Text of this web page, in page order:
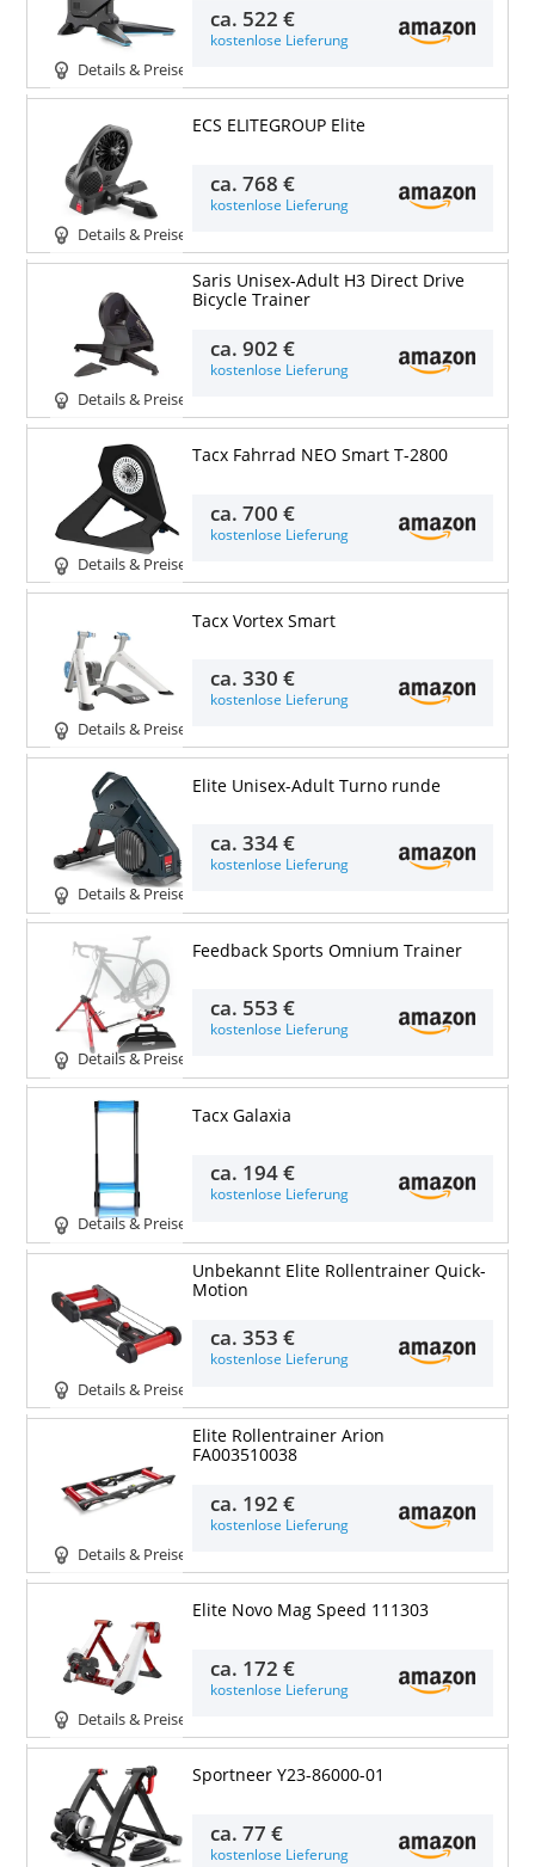
Details & Preise
ca. 522 €
kostenlose Lieferung
Details & Preise
ECS ELITEGROUP Elite
ca.768 €
kostenlose Lieferung
Details & Preise
Saris Unisex-Adult H3 Direct Drive
Bicycle Trainer
ca.902 €
kostenlose Lieferung
Details & Preise
Tacx Fahrrad NEO Smart T-2800
ca.700 €
kostenlose Lieferung
Details & Preise
Tacx Vortex Smart
ca.330 €
kostenlose Lieferung
Details & Preise
Elite Unisex-Adult Turno runde
ca.334 €
kostenlose Lieferung
Details & Preise
Feedback Sports Omnium Trainer
ca. 553 €
kostenlose Lieferung
Details & Preise
Tacx Galaxia
ca. 194 €
kostenlose Lieferung
Details & Preise
Unbekannt Elite Rollentrainer Quick-
Motion
ca.353 €
kostenlose Lieferung
Details & Preise
Elite Rollentrainer Arion
FA003510038
ca. 192 €
kostenlose Lieferung
Details & Preise
Elite Novo Mag Speed 111303
ca. 172 €
kostenlose Lieferung
Sportneer Y23-86000-01
ca.77 €
kostenlose Lieferung